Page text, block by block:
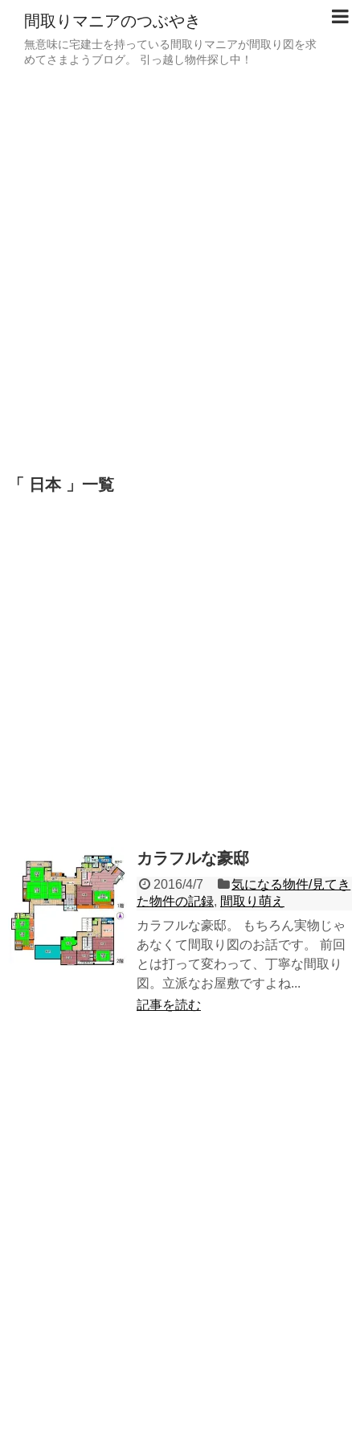
間取りマニアのつぶやき
無意味に宅建士を持っている間取りマニアが間取り図を求
めてさまようブログ。 引っ越し物件探し中！
「 日本 」一覧
カラフルな豪邸
2016/4/7
気になる物件/見てき
た物件の記録, 間取り萌え
カラフルな豪邸。 もちろん実物じゃ
あなくて間取り図のお話です。 前回
とは打って変わって、丁寧な間取り
図。立派なお屋敷ですよね...
記事を読む